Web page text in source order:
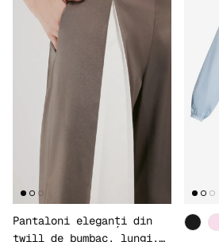
Pantaloni eleganți din
twill de bumbac, lungi,